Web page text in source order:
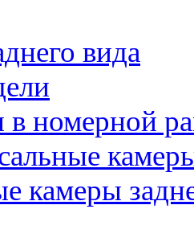
вида
номерной
камеры